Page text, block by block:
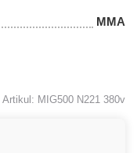
MMA
Artikul: MIG500 N221 380v